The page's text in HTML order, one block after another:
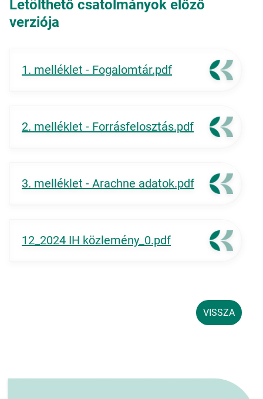
Letölthető csatolmányok előző
verziója
1. melléklet - Fogalomtár.pdf
2. melléklet - Forrásfelosztás.pdf
3. melléklet - Arachne adatok.pdf
12_2024 IH közlemény_0.pdf
VISSZA